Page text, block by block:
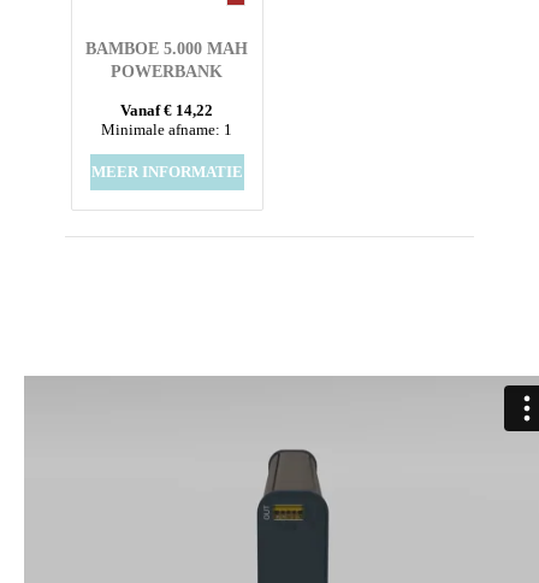
BAMBOE 5.000 MAH
POWERBANK
Vanaf € 14,22
Minimale afname: 1
MEER INFORMATIE